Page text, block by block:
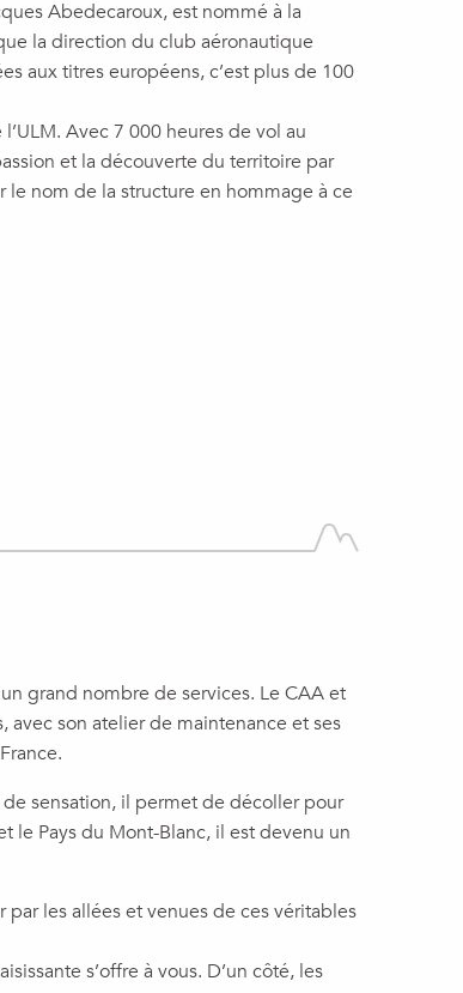
Abedecaroux, est nommé à la
la direction du club aéronautique
aux titres européens, c’est plus de 100
Avec 7 000 heures de vol au
et la découverte du territoire par
le nom de la structure en hommage à ce
grand nombre de services. Le CAA et
son atelier de maintenance et ses
sensation, il permet de décoller pour
le Pays du Mont-Blanc, il est devenu un
par les allées et venues de ces véritables
s’offre à vous. D’un côté, les